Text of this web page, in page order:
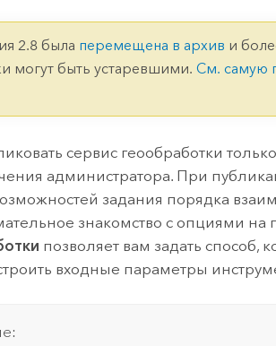
технологий
2.8 была перемещена в архив и
могут быть устаревшими.См. самую
сервис геообработки
администратора. При
задания порядка
знакомство с опциями на
позволяет вам задать способ,
входные параметры